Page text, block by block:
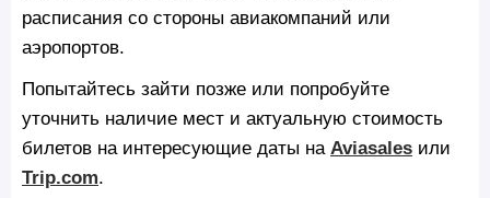
расписания со стороны авиакомпаний или
аэропортов.
Попытайтесь зайти позже или попробуйте
уточнить наличие мест и актуальную стоимость
билетов на интересующие даты на Aviasales или
Trip.com.